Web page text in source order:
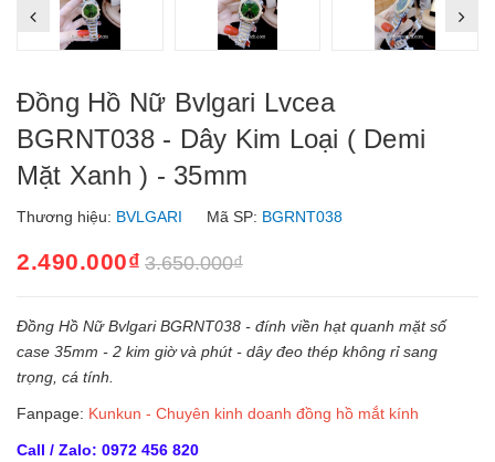
Đồng Hồ Nữ Bvlgari Lvcea
BGRNT038 - Dây Kim Loại ( Demi
Mặt Xanh ) - 35mm
Thương hiệu: BVLGARI Mã SP: BGRNT038
2.490.000₫ 3.650.000₫
Đồng Hồ Nữ Bvlgari BGRNT038 - đính viền hạt quanh mặt số
case 35mm - 2 kim giờ và phút - dây đeo thép không rỉ sang
trọng, cá tính.
Fanpage: Kunkun - Chuyên kinh doanh đồng hồ mắt kính
Call / Zalo: 0972 456 820